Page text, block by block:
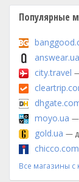
Популярные
answear.ua
city.travel
moyo.ua —
gold.ua —
Все магазины с